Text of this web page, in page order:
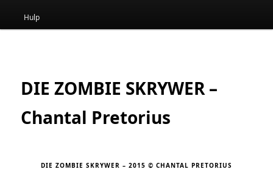
Hulp
DIE ZOMBIE SKRYWER –
Chantal Pretorius
DIE ZOMBIE SKRYWER – 2015 © CHANTAL PRETORIUS